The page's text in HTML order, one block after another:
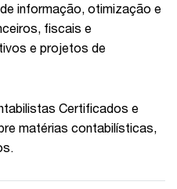
informação, otimização e
fiscais e
e projetos de
Certificados e
matérias contabilísticas,